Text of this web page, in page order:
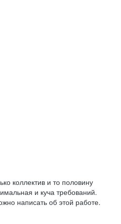
коллектив и то половину
и куча требований.
написать об этой работе.